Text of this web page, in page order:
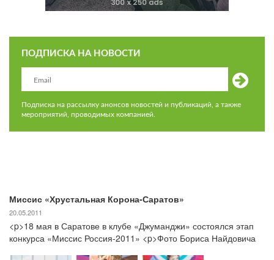
ПОДПИСКА НА НОВОСТИ
Подписка на рассылку анонсов новостей и публикаций, а также
мероприятий, проводимых компанией.
Миссис «Хрустальная Корона-Саратов»
20.05.2011
<p>18 мая в Саратове в клубе «Джуманджи» состоялся этап
конкурса «Миссис Россия-2011» <p>Фото Бориса Найдовича